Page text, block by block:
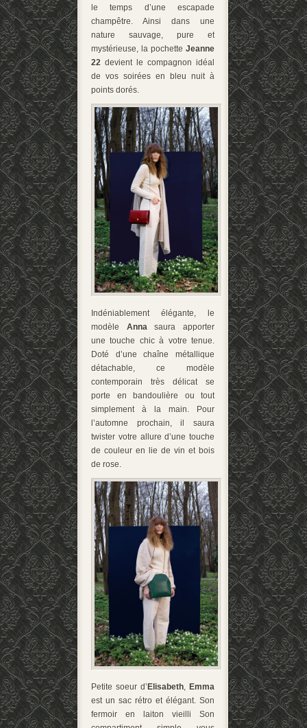
le temps d’une escapade
champêtre. Ainsi dans une
nature sauvage, pure et
mystérieuse, la pochette Jeanne
22 devient le compagnon idéal
de vos soirées en bleu nuit à
points dorés.
Indéniablement élégante, le
modèle Anna saura apporter
une touche chic à votre tenue.
Doté d’une chaîne métallique
détachable, ce modèle
contemporain très délicat se
porte en bandoulière ou tout
simplement à la main. Pour
l’automne prochain, il saura
twister votre allure d’une touche
de couleur en lie de vin et bois
de rose.
Petite soeur d’ Elisabeth, Emma
est un sac rétro et élégant. Son
fermoir en laiton vieilli Son